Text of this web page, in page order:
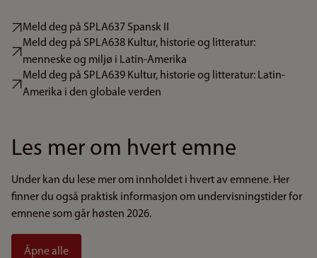
Meld deg på SPLA637 Spansk II
Meld deg på SPLA638 Kultur, historie og litteratur:
menneske og miljø i Latin-Amerika
Meld deg på SPLA639 Kultur, historie og litteratur: Latin-
Amerika i den globale verden
Les mer om hvert emne
Under kan du lese mer om innholdet i hvert av emnene. Her
finner du også praktisk informasjon om undervisningstider for
emnene som går høsten 2026.
Åpne alle